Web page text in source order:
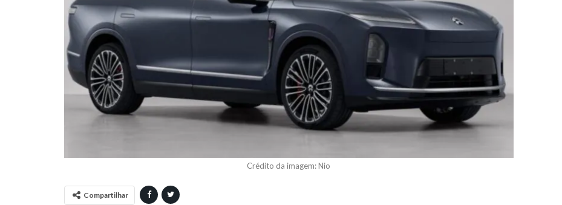
Crédito da imagem: Nio
Compartilhar